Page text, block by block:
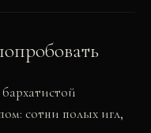
сотни полых игл,